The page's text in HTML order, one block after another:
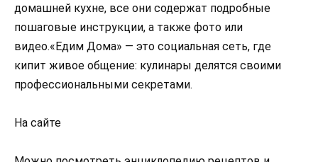
домашней кухне, все они содержат подробные
пошаговые инструкции, а также фото или
видео.«Едим Дома» — это социальная сеть, где
кипит живое общение: кулинары делятся своими
профессиональными секретами.
На сайте